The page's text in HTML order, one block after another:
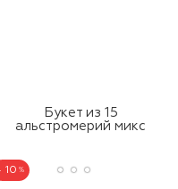
10